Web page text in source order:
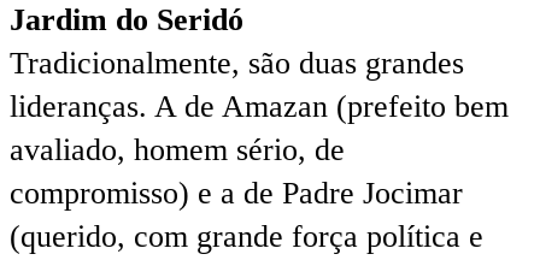
Jardim do Seridó
Tradicionalmente, são duas grandes
lideranças. A de Amazan (prefeito bem
avaliado, homem sério, de
compromisso) e a de Padre Jocimar
(querido, com grande força política e